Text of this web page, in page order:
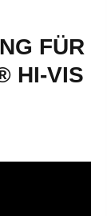
FÜR
HI-VIS